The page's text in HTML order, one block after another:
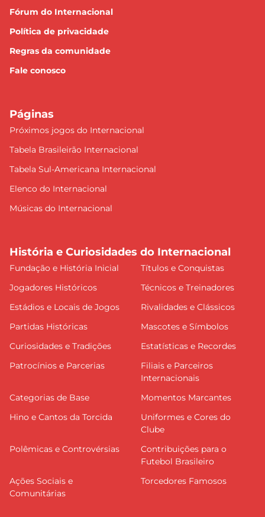
Fórum do Internacional
Política de privacidade
Regras da comunidade
Fale conosco
Páginas
Próximos jogos do Internacional
Tabela Brasileirão Internacional
Tabela Sul-Americana Internacional
Elenco do Internacional
Músicas do Internacional
História e Curiosidades do Internacional
Fundação e História Inicial
Títulos e Conquistas
Jogadores Históricos
Técnicos e Treinadores
Estádios e Locais de Jogos
Rivalidades e Clássicos
Partidas Históricas
Mascotes e Símbolos
Curiosidades e Tradições
Estatísticas e Recordes
Patrocínios e Parcerias
Filiais e Parceiros
Internacionais
Categorias de Base
Momentos Marcantes
Hino e Cantos da Torcida
Uniformes e Cores do
Clube
Polêmicas e Controvérsias
Contribuições para o
Futebol Brasileiro
Ações Sociais e
Comunitárias
Torcedores Famosos